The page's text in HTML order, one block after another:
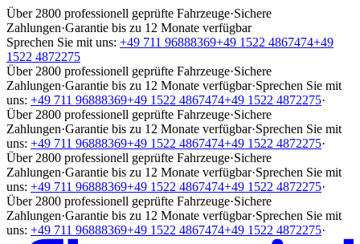
Über 2800 professionell geprüfte Fahrzeuge·Sichere
Zahlungen·Garantie bis zu 12 Monate verfügbar
Sprechen Sie mit uns: +49 711 96888369+49 1522 4867474+49
1522 4872275
Über 2800 professionell geprüfte Fahrzeuge·Sichere
Zahlungen·Garantie bis zu 12 Monate verfügbar·Sprechen Sie mit
uns: +49 711 96888369+49 1522 4867474+49 1522 4872275·
Über 2800 professionell geprüfte Fahrzeuge·Sichere
Zahlungen·Garantie bis zu 12 Monate verfügbar·Sprechen Sie mit
uns: +49 711 96888369+49 1522 4867474+49 1522 4872275·
Über 2800 professionell geprüfte Fahrzeuge·Sichere
Zahlungen·Garantie bis zu 12 Monate verfügbar·Sprechen Sie mit
uns: +49 711 96888369+49 1522 4867474+49 1522 4872275·
Über 2800 professionell geprüfte Fahrzeuge·Sichere
Zahlungen·Garantie bis zu 12 Monate verfügbar·Sprechen Sie mit
uns: +49 711 96888369+49 1522 4867474+49 1522 4872275·